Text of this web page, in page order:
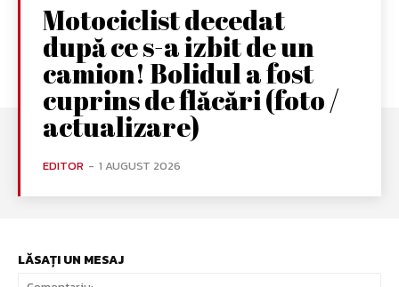
Motociclist decedat
după ce s-a izbit de un
camion! Bolidul a fost
cuprins de flăcări (foto /
actualizare)
EDITOR - 1 AUGUST 2026
LĂSAȚI UN MESAJ